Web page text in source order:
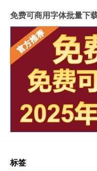
免费可商用字体批量下
标签